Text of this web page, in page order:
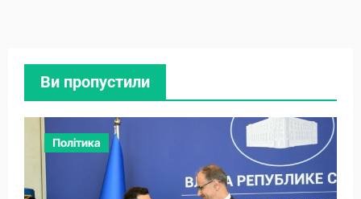
Ви пропустили
Політика